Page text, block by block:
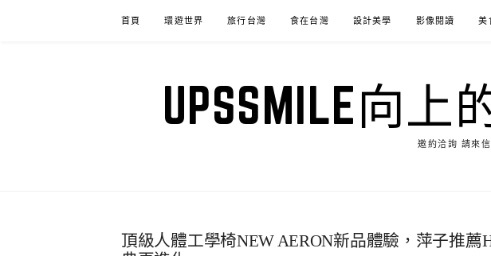
首頁 環遊世界 旅行台灣 食在台灣 設計美學 影像閱讀 美
UPSSMILE向
邀約洽詢 請來
頂級人體工學椅NEW AERON新品體驗，萍子推薦